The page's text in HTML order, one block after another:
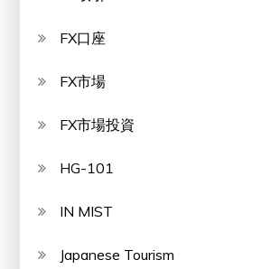
FX口座
FX市場
FX市場投資
HG-101
IN MIST
Japanese Tourism